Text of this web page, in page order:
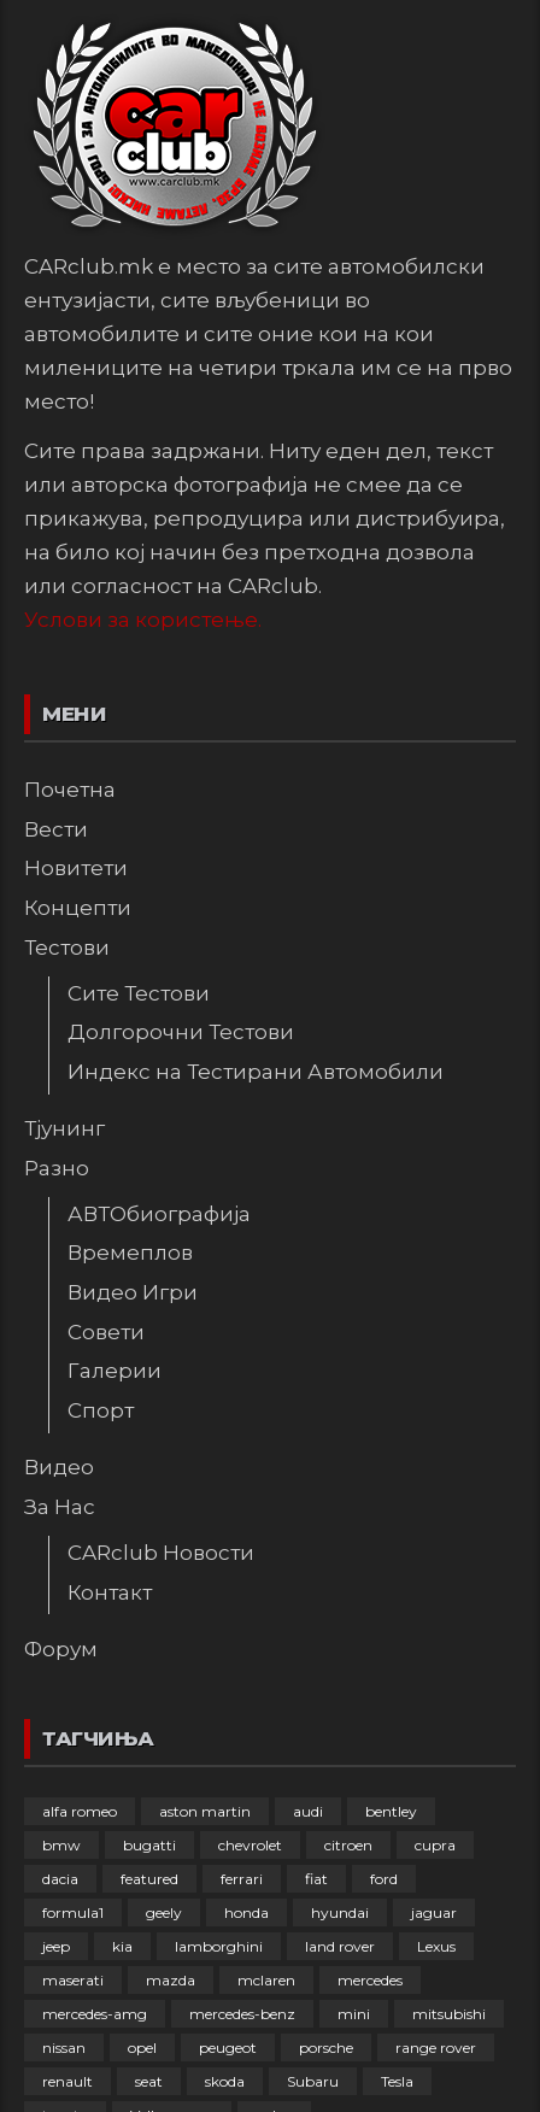
CARclub.mk е место за сите автомобилски
ентузијасти, сите вљубеници во
автомобилите и сите оние кои на кои
милениците на четири тркала им се на прво
место!
Сите права задржани. Ниту еден дел, текст
или авторска фотографија не смее да се
прикажува, репродуцира или дистрибуира,
на било кој начин без претходна дозвола
или согласност на CARclub.
Услови за користење.
МЕНИ
Почетна
Вести
Новитети
Концепти
Тестови
Сите Тестови
Долгорочни Тестови
Индекс на Тестирани Автомобили
Тјунинг
Разно
АВТОбиографија
Времеплов
Видео Игри
Совети
Галерии
Спорт
Видео
За Нас
CARclub Новости
Контакт
Форум
ТАГЧИЊА
alfa romeo aston martin audi
bentley
bmw
bugatti chevrolet citroen
cupra
dacia
featured ferrari fiat
ford
formula1
geely honda hyundai
jaguar
jeep
kia lamborghini land rover
Lexus
maserati
mazda mclaren
mercedes
mercedes-amg
mercedes-benz mini
mitsubishi
nissan
opel peugeot porsche
range rover
renault
seat skoda Subaru
Tesla